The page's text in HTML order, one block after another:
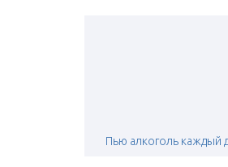
Пью алкоголь каждый